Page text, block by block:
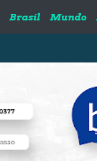
Brasil Mundo